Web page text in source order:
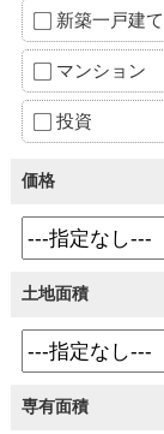
新築一戸建て
マンション
投資
価格
土地面積
専有面積